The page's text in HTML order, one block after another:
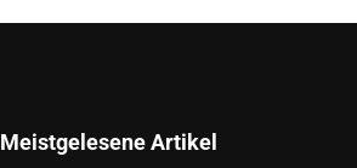
Meistgelesene Artikel